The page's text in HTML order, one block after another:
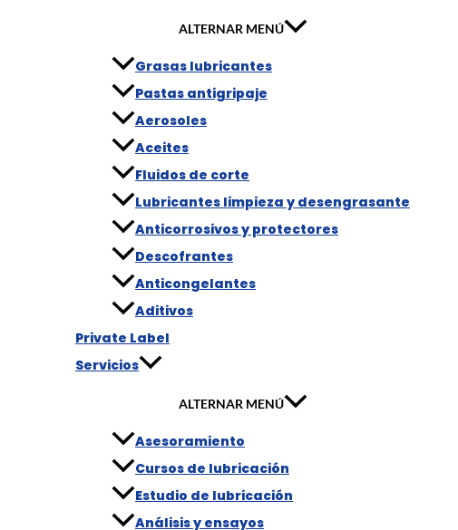
ALTERNAR MENÚ
Grasas lubricantes
Pastas antigripaje
Aerosoles
Aceites
Fluidos de corte
Lubricantes limpieza y desengrasante
Anticorrosivos y protectores
Descofrantes
Anticongelantes
Aditivos
Private Label
Servicios
ALTERNAR MENÚ
Asesoramiento
Cursos de lubricación
Estudio de lubricación
Análisis y ensayos